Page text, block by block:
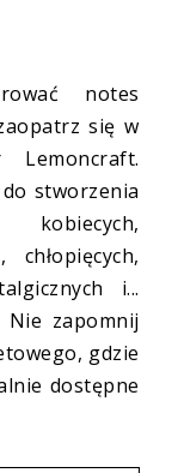
notes
się w
stworzenia
kobiecych,
chłopięcych,
i...
zapomnij
gdzie
dostępne